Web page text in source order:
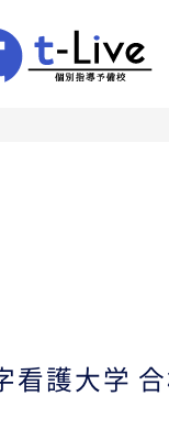
看護大学